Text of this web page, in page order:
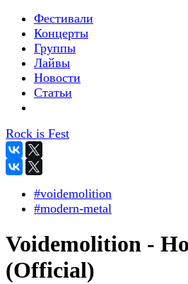
Фестивали
Концерты
Группы
Лайвы
Новости
Статьи
Rock is Fest
#voidemolition
#modern-metal
Voidemolition -
(Official)